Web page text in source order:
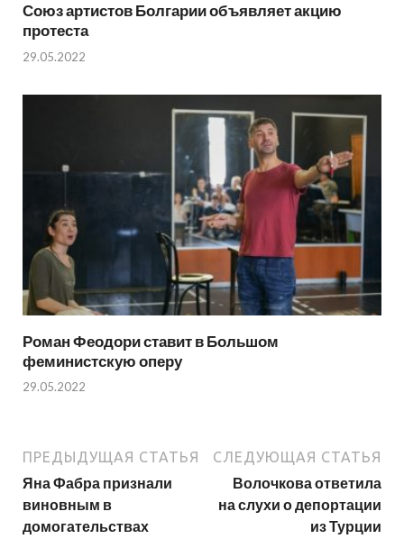
Союз артистов Болгарии объявляет акцию
протеста
29.05.2022
Роман Феодори ставит в Большом
феминистскую оперу
29.05.2022
ПРЕДЫДУЩАЯ СТАТЬЯ
Яна Фабра признали
виновным в
домогательствах
СЛЕДУЮЩАЯ СТАТЬЯ
Волочкова ответила
на слухи о депортации
из Турции